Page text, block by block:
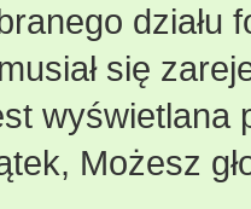
działu
się
wyświetlana
Możesz